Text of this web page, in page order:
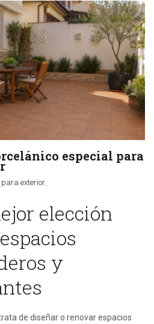
especial para
exterior,
elección
y
de diseñar o renovar espacios